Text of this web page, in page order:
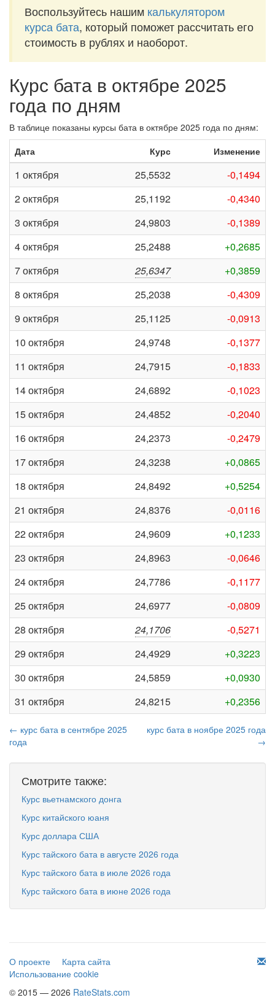
Воспользуйтесь нашим калькулятором
курса бата, который поможет рассчитать его
стоимость в рублях и наоборот.
Курс бата в октябре 2025
года по дням
В таблице показаны курсы бата в октябре 2025 года по дням:
Дата
Курс Изменение
1 октября 25,5532
-0,1494
2 октября
25,1192
-0,4340
3 октября
24,9803
-0,1389
4 октября
25,2488
+0,2685
7 октября
25,6347
+0,3859
8 октября
25,2038
-0,4309
9 октября
25,1125
-0,0913
10 октября
24,9748
-0,1377
11 октября
24,7915
-0,1833
14 октября
24,6892
-0,1023
15 октября
24,4852
-0,2040
16 октября
24,2373
-0,2479
17 октября
24,3238
+0,0865
18 октября
24,8492
+0,5254
21 октября
24,8376
-0,0116
22 октября
24,9609
+0,1233
23 октября
24,8963
-0,0646
24 октября
24,7786
-0,1177
25 октября
24,6977
-0,0809
28 октября
24,1706
-0,5271
29 октября
24,4929
+0,3223
30 октября
24,5859
+0,0930
31 октября
24,8215 +0,2356
← курс бата в сентябре 2025
года
курс бата в ноябре 2025 года
→
Смотрите также:
Курс вьетнамского донга
Курс китайского юаня
Курс доллара США
Курс тайского бата в августе 2026 года
Курс тайского бата в июле 2026 года
Курс тайского бата в июне 2026 года
О проекте
Карта сайта
Использование cookie
© 2015 — 2026 RateStats.com